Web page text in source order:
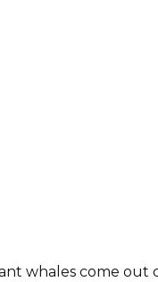
whales come out